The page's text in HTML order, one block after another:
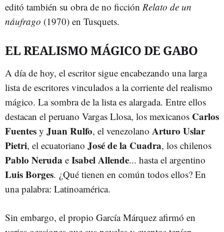
editó también su obra de no ficción Relato de un
náufrago (1970) en Tusquets.
EL REALISMO MÁGICO DE GABO
A día de hoy, el escritor sigue encabezando una larga
lista de escritores vinculados a la corriente del realismo
mágico. La sombra de la lista es alargada. Entre ellos
destacan el peruano Vargas Llosa, los mexicanos Carlos
Fuentes y Juan Rulfo, el venezolano Arturo Uslar
Pietri, el ecuatoriano José de la Cuadra, los chilenos
Pablo Neruda e Isabel Allende... hasta el argentino
Luis Borges. ¿Qué tienen en común todos ellos? En
una palabra: Latinoamérica.
Sin embargo, el propio García Márquez afirmó en